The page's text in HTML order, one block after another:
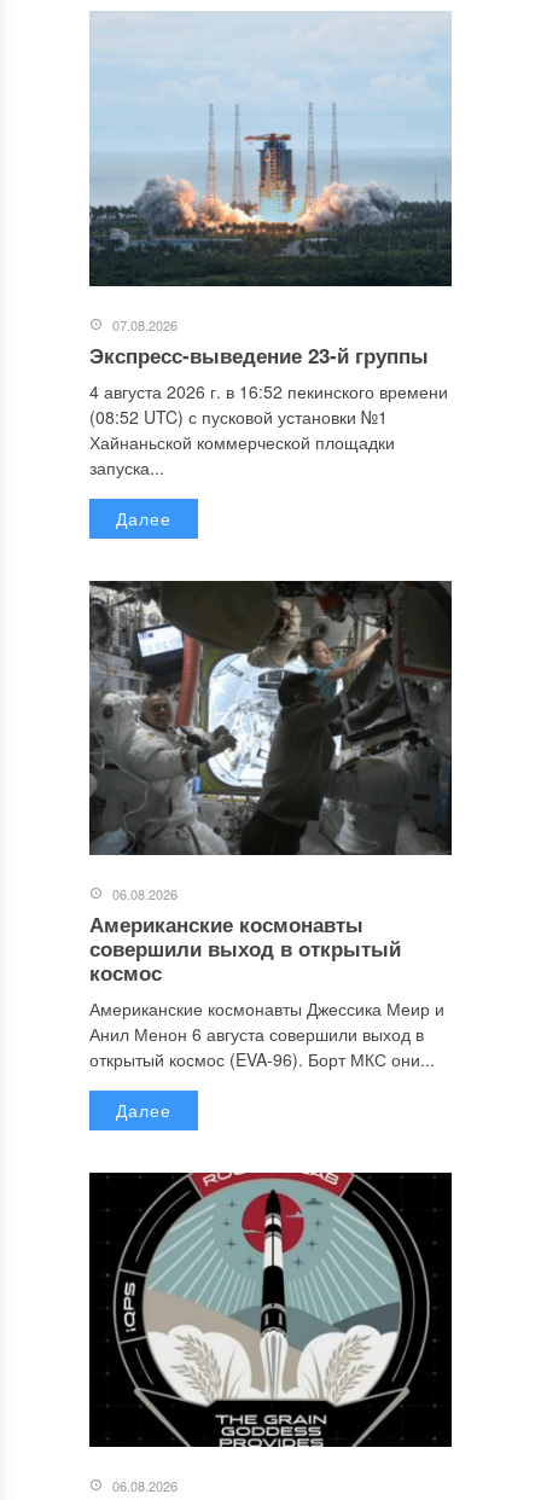
07.08.2026
Экспресс-выведение 23-й группы
4 августа 2026 г. в 16:52 пекинского времени
(08:52 UTC) с пусковой установки №1
Хайнаньской коммерческой площадки
запуска...
Далее
06.08.2026
Американские космонавты
совершили выход в открытый
космос
Американские космонавты Джессика Меир и
Анил Менон 6 августа совершили выход в
открытый космос (EVA-96). Борт МКС они...
Далее
06.08.2026